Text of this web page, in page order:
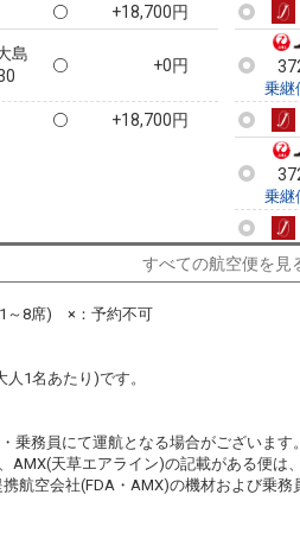
+18,700円
島
+0円
+18,700円
乗継
乗継
すべての航空便を見
～8席) ×：予約不可
1名あたり)です。
乗務員にて運航となる場合がございます。
AMX(天草エアライン)の記載がある便
航空会社(FDA・AMX)の機材および乗